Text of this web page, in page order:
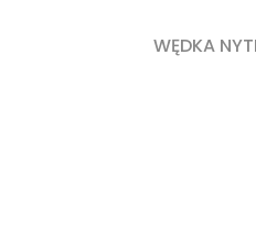
WĘDKA